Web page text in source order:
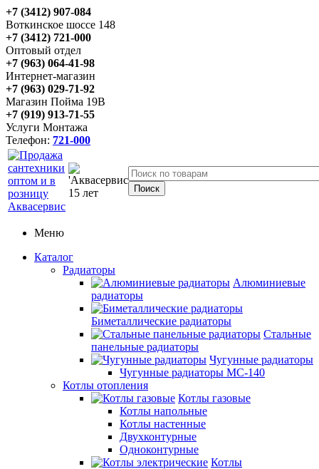
+7 (3412) 907-084
Воткинское шоссе 148
+7 (3412) 721-000
Оптовый отдел
+7 (963) 064-41-98
Интернет-магазин
+7 (963) 029-71-92
Магазин Пойма 19В
+7 (919) 913-71-55
Услуги Монтажа
Телефон: 721-000
Меню
Каталог
Радиаторы
Алюминиевые
радиаторы
Биметаллические радиаторы
Стальные
панельные радиаторы
Чугунные радиаторы
Чугунные радиаторы МС-140
Котлы отопления
Котлы газовые
Котлы напольные
Котлы настенные
Двухконтурные
Одноконтурные
Котлы